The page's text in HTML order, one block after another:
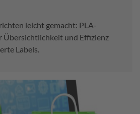
leicht gemacht: PLA-
Übersichtlichkeit und Effizienz
Labels.